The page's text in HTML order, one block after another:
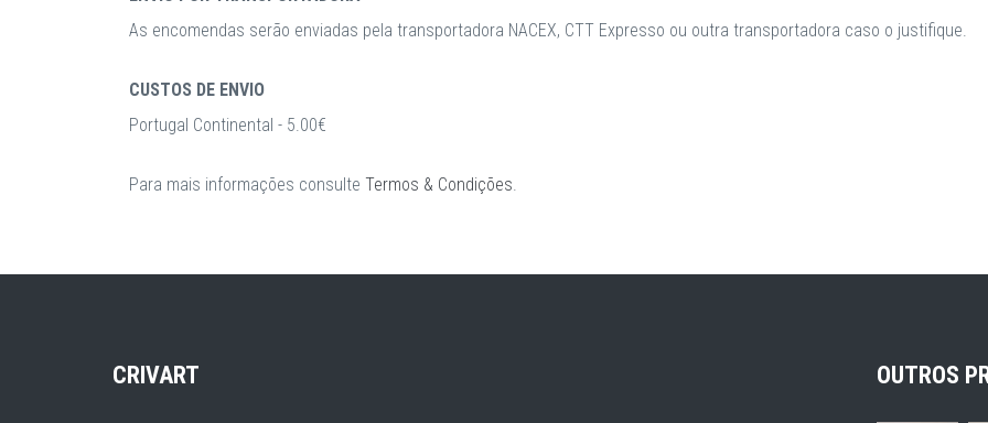
As encomendas serão enviadas pela transportadora NACEX, CTT Expresso ou outra transportadora caso o justifique.
CUSTOS DE ENVIO
Portugal Continental - 5.00€
Para mais informações consulte Termos & Condições.
CRIVART OUTROS